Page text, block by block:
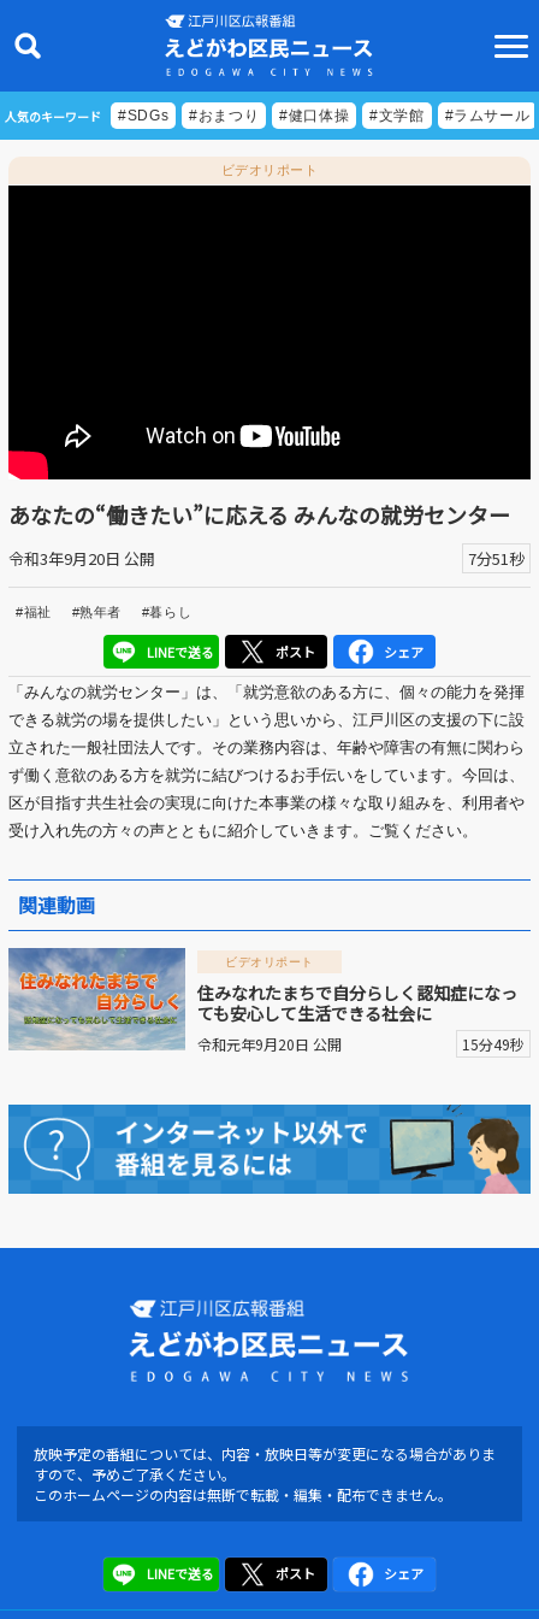
えどトピ
区議会だより
#えど推し
江戸川区でともに暮らそう / Living Together in Edogaw
a City
おうちで動画
Everyone's SDGs ～17のゴールを目指して～
Others
公開日
動画を探す
人気のキーワード #SDGs #おまつり #健口体操 #文学館 #ラムサール
ビデオリポート
あなたの“働きたい”に応える みんなの就労センター
令和3年9月20日 公開 7分51秒
#福祉 #熟年者 #暮らし
LINEで送る ポスト シェア
「みんなの就労センター」は、「就労意欲のある方に、個々の能力 を発揮
できる就労の場を提供したい」という思いから、江戸川区の支援の下に設
立された一般社団法人です。その業務内容は、年齢や障害の有無に関わら
ず働く意欲のある方を就労に結びつけるお手伝いをしています。今回は、
区が目指す共生社会の実現に向けた本事業の様々な取り組みを、利用者や
受け入れ先の方々の声とともに紹介していきます。ご覧ください。
関連動画
ビデオリポート
住みなれたまちで自分らしく認知症になっ
ても安心して生活できる社会に
令和元年9月20日 公開 15分49秒
放映予定の番組については、内容・放映日等が変更になる場合がありま
すので、予めご了承ください。
このホームページの内容は無断で転載・編集・配布できません。
LINEで送る ポスト シェア